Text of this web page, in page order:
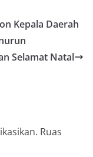
Kepala Daerah
Selamat Natal
Ruas